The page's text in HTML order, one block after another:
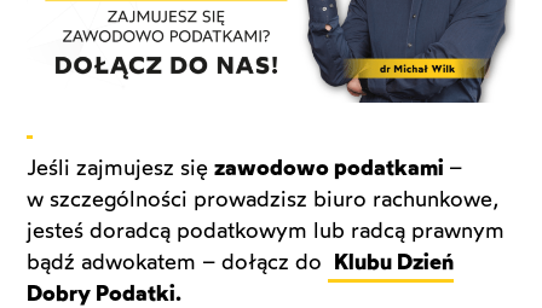
Jeśli zajmujesz sięzawodowo podatkami –
w szczególności prowadzisz biuro rachunkowe,
jesteś doradcą podatkowym lub radcą prawnym
bądź adwokatem – dołącz do Klubu Dzień
Dobry Podatki.